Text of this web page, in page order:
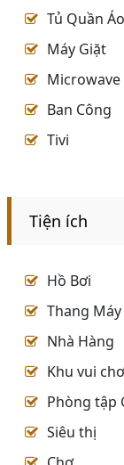
Tủ Quần Áo
Máy Giặt
Microwave
Ban Công
Tivi
Tiện ích
Hồ Bơi
Thang Máy
Nhà Hàng
Khu vui
Phòng tập
Siêu thị